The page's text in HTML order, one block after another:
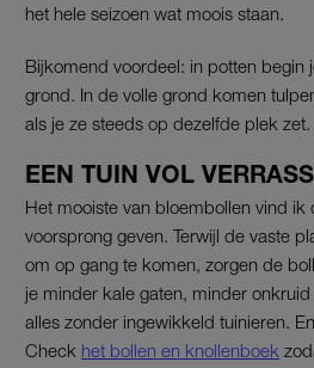
het hele seizoen wat moois staan.
Bijkomend voordeel: in potten begin
grond. In de volle grond komen
als je ze steeds op dezelfde plek zet.
EEN TUIN VOL
Het mooiste van bloembollen vind ik
voorsprong geven. Terwijl de vaste
om op gang te komen, zorgen de
je minder kale gaten, minder
alles zonder ingewikkeld tuinieren.
Check het bollen en knollenboek